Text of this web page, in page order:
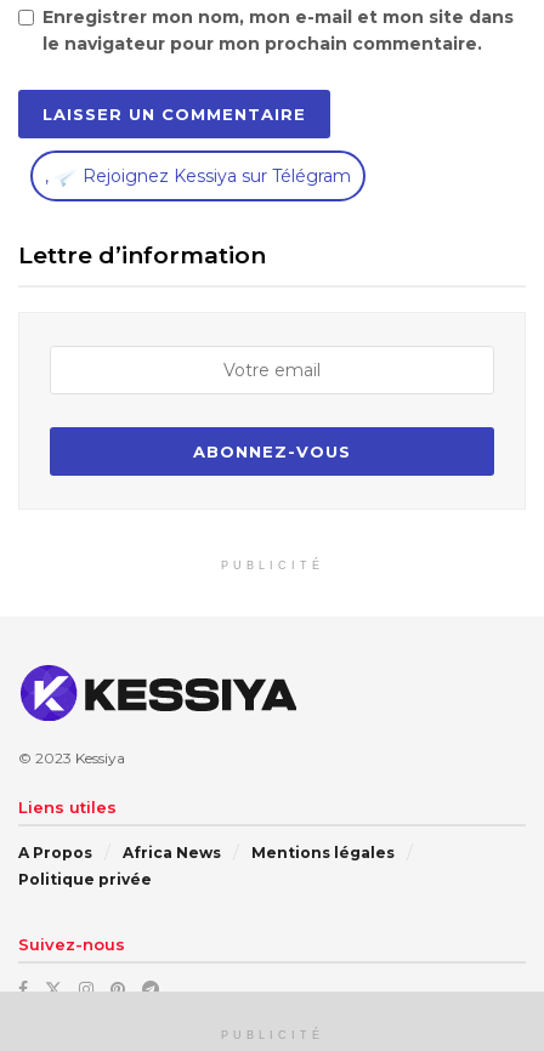
Enregistrer mon nom, mon e-mail et mon site dans
le navigateur pour mon prochain commentaire.
, Rejoignez Kessiya sur Télégram
Lettre d’information
PUBLICITÉ
© 2023 Kessiya
Liens utiles
A Propos Africa News
Mentions légales
Politique privée
Suivez-nous
PUBLICITÉ